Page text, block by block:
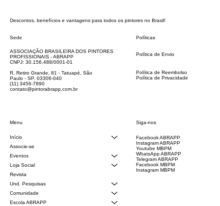
Descontos, benefícios e vantagens para todos os pintores no Brasil!
Sede
ASSOCIAÇÃO BRASILEIRA DOS PINTORES
PROFISSIONAIS - ABRAPP
CNPJ: 30.156.488/0001-01
R. Retiro Grande, 81 - Tatuapé, São
Paulo - SP, 03306-040
(11) 3456-7890
contato@pintorabrapp.com.br
Menu
Início
Associe-se
Eventos
Loja Social
Revista
Und. Pesquisas
Comunidade
Escola ABRAPP
Políticas
Política de Envio
Política de Reembolso
Política de Privacidade
Siga-nos
Facebook ABRAPP
Instagram ABRAPP
Youtube MBPM
WhatsApp ABRAPP
Telegram ABRAPP
Facebook MBPM
Instagram MBPM